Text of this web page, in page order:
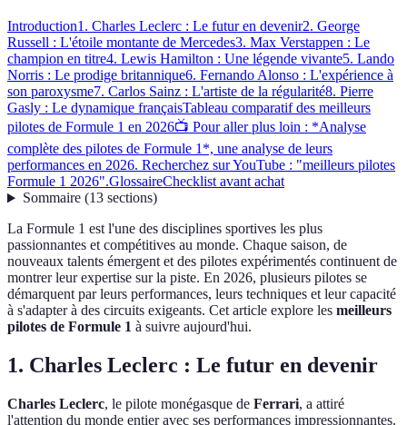
Introduction1. Charles Leclerc : Le futur en devenir2. George
Russell : L'étoile montante de Mercedes3. Max Verstappen : Le
champion en titre4. Lewis Hamilton : Une légende vivante5. Lando
Norris : Le prodige britannique6. Fernando Alonso : L'expérience à
son paroxysme7. Carlos Sainz : L'artiste de la régularité8. Pierre
Gasly : Le dynamique françaisTableau comparatif des meilleurs
pilotes de Formule 1 en 2026📺 Pour aller plus loin : *Analyse
complète des pilotes de Formule 1*, une analyse de leurs
performances en 2026. Recherchez sur YouTube : "meilleurs pilotes
Formule 1 2026".GlossaireChecklist avant achat
Sommaire(13 sections)
La Formule 1 est l'une des disciplines sportives les plus
passionnantes et compétitives au monde. Chaque saison, de
nouveaux talents émergent et des pilotes expérimentés continuent de
montrer leur expertise sur la piste. En 2026, plusieurs pilotes se
démarquent par leurs performances, leurs techniques et leur capacité
à s'adapter à des circuits exigeants. Cet article explore les meilleurs
pilotes de Formule 1 à suivre aujourd'hui.
1. Charles Leclerc : Le futur en devenir
Charles Leclerc, le pilote monégasque de Ferrari, a attiré
l'attention du monde entier avec ses performances impressionnantes.